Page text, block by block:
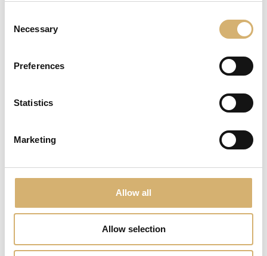
Selection
Necessary
Preferences
Statistics
Marketing
Allow all
Allow selection
Aceto Balsamico di Modena I.G.P. Senso Egocalo Oro